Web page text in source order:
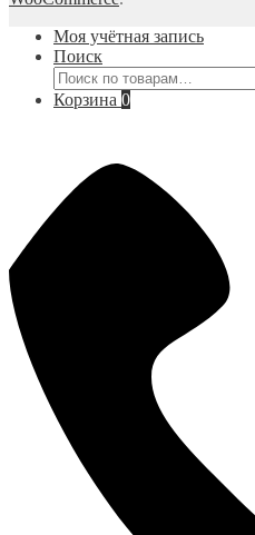
Моя учётная запись
Поиск
Искать:
Корзина 0